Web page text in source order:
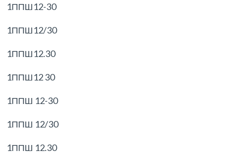
1ППШ12-30
1ППШ12/30
1ППШ12.30
1ППШ12 30
1ППШ 12-30
1ППШ 12/30
1ППШ 12.30